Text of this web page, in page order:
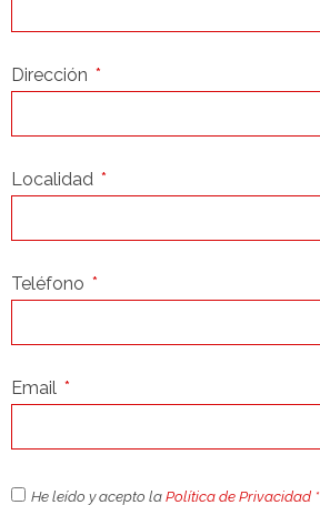
Dirección
Localidad
Teléfono
Email
He leído y acepto laPolítica de Privacidad *